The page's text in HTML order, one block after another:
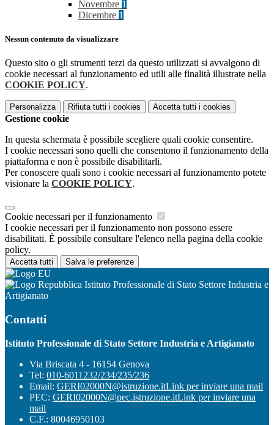
Novembre 1
Dicembre 1
Nessun contenuto da visualizzare
Questo sito o gli strumenti terzi da questo utilizzati si avvalgono di
cookie necessari al funzionamento ed utili alle finalità illustrate nella
COOKIE POLICY.
Personalizza Rifiuta tutti i cookies Accetta tutti i cookies
Gestione cookie
In questa schermata è possibile scegliere quali cookie consentire.
I cookie necessari sono quelli che consentono il funzionamento della
piattaforma e non è possibile disabilitarli.
Per conoscere quali sono i cookie necessari al funzionamento potete
visionare la COOKIE POLICY.
Cookie necessari per il funzionamento
I cookie necessari per il funzionamento non possono essere
disabilitati. È possibile consultare l'elenco nella pagina della cookie
policy.
Accetta tutti Salva le preferenze
Istituto Professionale di Stato Settore Industria e
Artigianato
Contatti
Istituto Professionale di Stato Settore Industria e Artigianato
Via Briscata 4 - 16154 Genova
Tel: 010-6011232/234/235/236
Email: GERI02000N@istruzione.itLink per inviare una mail
PEC: GERI02000N@pec.istruzione.itLink per inviare una
mail
C.F.: 80046950103